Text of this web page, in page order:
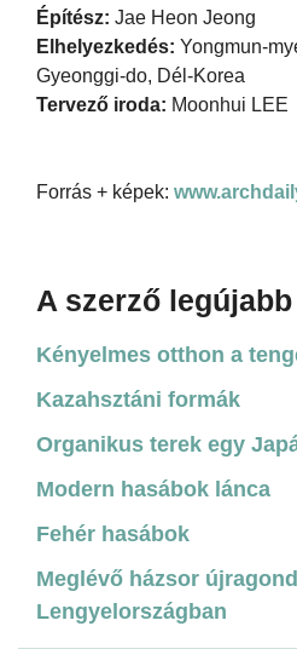
Építész: Jae Heon Jeong
Elhelyezkedés: Yongmun-
Gyeonggi-do, Dél-Korea
Tervező iroda: Moonhui LEE
Forrás + képek:
A szerző
Kényelmes otthon a
Kazahsztáni formák
Organikus terek egy
Modern hasábok lánca
Fehér hasábok
Meglévő házsor
Lengyelországban